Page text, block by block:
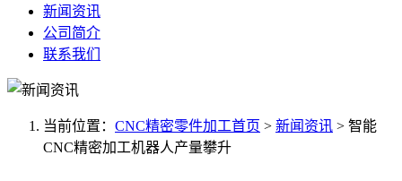
新闻资讯
公司简介
联系我们
当前位置： CNC精密零件加工首页 > 新闻资讯 > 智能
CNC精密加工机器人产量攀升